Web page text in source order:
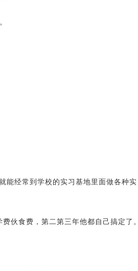
能经常到学校的实习基地里面做各种实
伙食费，第二第三年他都自己搞定了。